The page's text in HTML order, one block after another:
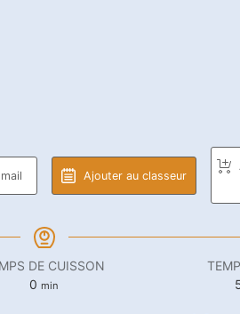
Ajouter au classeur
DE CUISSON
0 minutes
min